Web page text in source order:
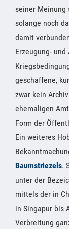
seiner
solange noch
damit
Erzeugung-
geschaffene,
zwar kein
ehemaligen
Form der
Ein weiteres
Baumstriezels.
unter der
mittels der in
in Singapur bis
Verbreitung